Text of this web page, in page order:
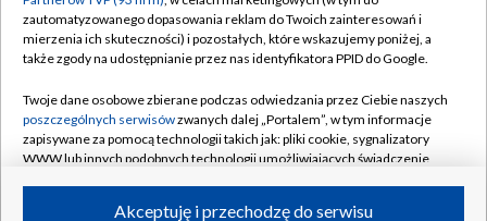
Centrum informacji TVP
Naziemna Telewizja Cyfrowa
Rada Programowa
System NOS
Informacje o nadawcy
Moje zgody
Pomoc
Kontakt
Kanały
zautomatyzowanego dopasowania reklam do Twoich zainteresowań i
mierzenia ich skuteczności) i pozostałych, które wskazujemy poniżej, a
także zgody na udostępnianie przez nas identyfikatora PPID do Google.
Twoje dane osobowe zbierane podczas odwiedzania przez Ciebie naszych
poszczególnych serwisówzwanych dalej „Portalem”, w tym informacje
zapisywane za pomocą technologii takich jak: pliki cookie, sygnalizatory
WWW lub innych podobnych technologii umożliwiających świadczenie
ruchu w Internecie.Akceptuję i przechodzę do serwisu